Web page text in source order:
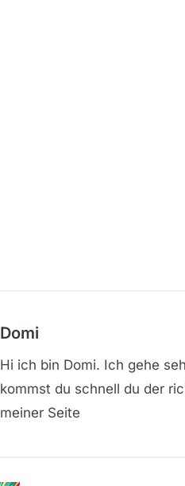
Domi
Hi ich bin Domi. Ich gehe
kommst du schnell du der
meiner Seite